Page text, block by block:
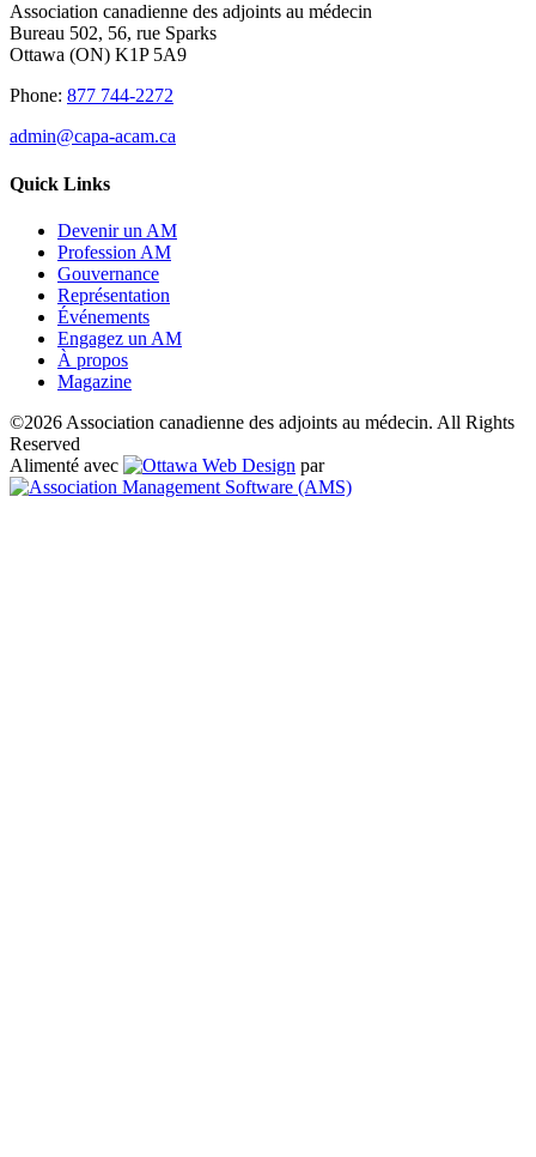
Association canadienne des adjoints au médecin
Bureau 502, 56, rue Sparks
Ottawa (ON) K1P 5A9
Phone: 877 744-2272
admin@capa-acam.ca
Quick Links
Devenir un AM
Profession AM
Gouvernance
Représentation
Événements
Engagez un AM
À propos
Magazine
©2026 Association canadienne des adjoints au médecin. All Rights
Reserved
Alimenté avec
par